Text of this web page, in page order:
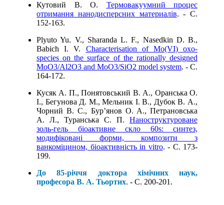
Кутовий В. О. Термовакуумний процес
отримання нанодисперсних материалів. - C.
152-163.
Plyuto Yu. V., Sharanda L. F., Nasedkin D. B.,
Babich I. V. Characterisation of Mo(VI) oxo-
species on the surface of the rationally designed
MoO3/Al2O3 and MoO3/SiO2 model system. - C.
164-172.
Кусяк A. П., Понятовський В. А., Оранська O.
І., Бегунова Д. M., Мельник I. В., Дубок В. A.,
Чорний В. С., Бур’янов O. A., Петрановська
А. Л., Туранська С. П. Наноструктуроване
золь-гель біоактивне скло 60s: синтез,
модифіковані форми, композити з
ванкоміцином, біоактивність in vitro. - C. 173-
199.
До 85-річчя доктора хімічних наук,
професора В. А. Тьортих. - C. 200-201.